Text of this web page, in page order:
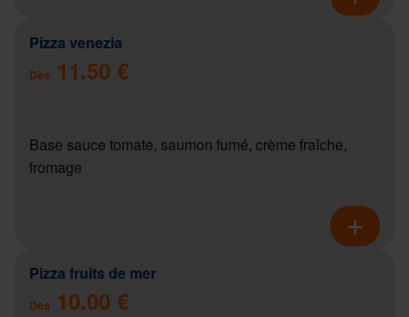
Pizza venezia
Dès 11.50 €
Base sauce tomate, saumon fumé, crème fraîche,
fromage
Pizza fruits de mer
Dès 10.00 €